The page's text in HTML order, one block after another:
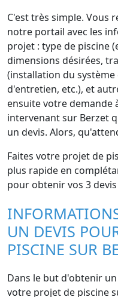
C'est très simple. Vous
notre portail avec les
projet : type de piscine
dimensions désirées,
(installation du
d'entretien, etc.), et
ensuite votre demande
intervenant sur Berzet
un devis. Alors,
Faites votre projet de
plus rapide en
pour obtenir vos 3
UN DEVIS
PISCINE SUR
Dans le but d'obtenir
votre projet de piscine